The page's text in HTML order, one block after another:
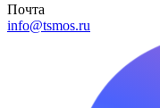
Почта
info@tsmos.ru